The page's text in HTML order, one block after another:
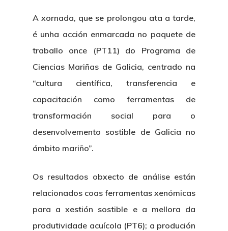
A xornada, que se prolongou ata a tarde,
é unha acción enmarcada no paquete de
traballo once (PT11) do Programa de
Ciencias Mariñas de Galicia, centrado na
“cultura científica, transferencia e
capacitación como ferramentas de
transformación social para o
desenvolvemento sostible de Galicia no
ámbito mariño”.
Os resultados obxecto de análise están
relacionados coas ferramentas xenómicas
para a xestión sostible e a mellora da
produtividade acuícola (PT6); a produción